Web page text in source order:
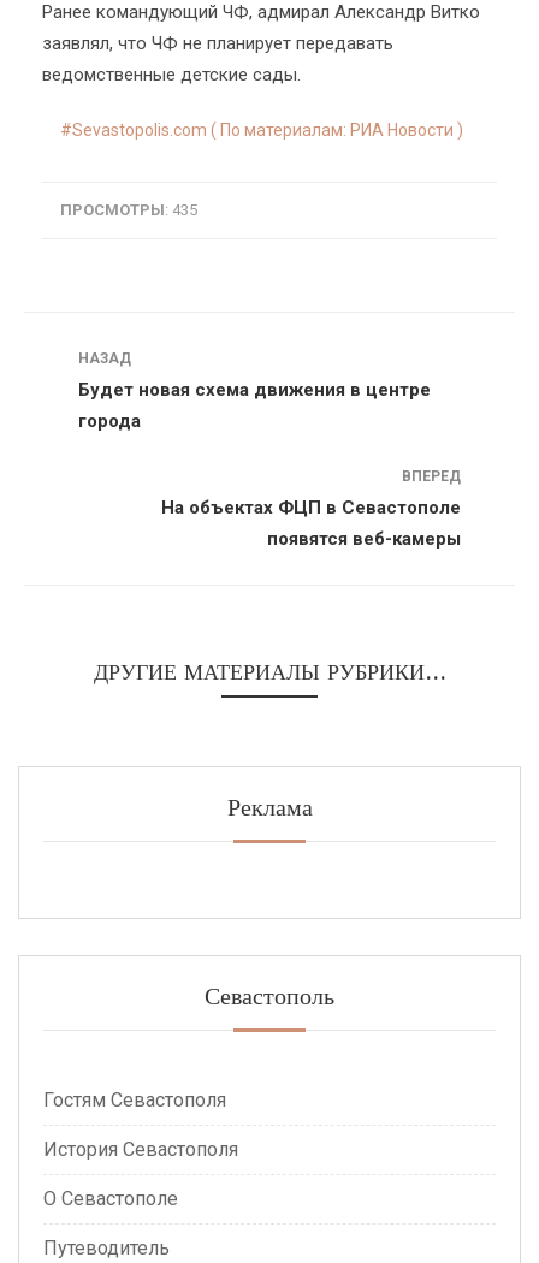
Ранее командующий ЧФ, адмирал Александр Витко
заявлял, что ЧФ не планирует передавать
ведомственные детские сады.
Sevastopolis.com ( По материалам: РИА Новости )
ПРОСМОТРЫ: 435
Навигация
НАЗАД
Будет новая схема движения в центре
города
ВПЕРЕД
На объектах ФЦП в Севастополе
появятся веб-камеры
ДРУГИЕ МАТЕРИАЛЫ РУБРИКИ...
Реклама
Севастополь
Гостям Севастополя
История Севастополя
О Севастополе
Путеводитель